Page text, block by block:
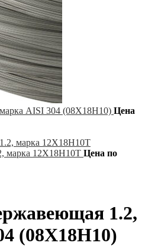
AISI 304 (08Х18Н10) Цена
марка 12Х18Н10Т Цена по
1.2,
(08Х18Н10)